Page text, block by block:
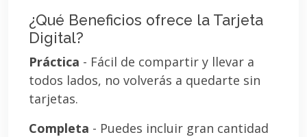
¿Qué Beneficios ofrece la Tarjeta
Digital?
Práctica - Fácil de compartir y llevar a
todos lados, no volverás a quedarte sin
tarjetas.
Completa - Puedes incluir gran cantidad